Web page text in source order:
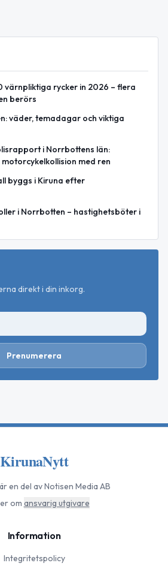
värnpliktiga rycker in 2026 – flera
berörs
väder, temadagar och viktiga
i Norrbottens län:
med ren
byggs i Kiruna efter
i Norrbotten – hastighetsböter i
direkt i din inkorg.
Prenumerera
KirunaNytt
en del av Notisen Media AB
om ansvarig utgivare
Information
Integritetspolicy